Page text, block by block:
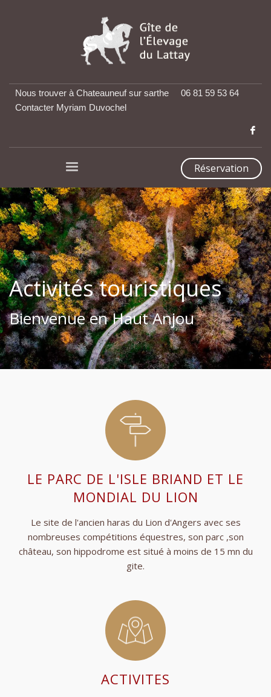
Nous trouver à Chateauneuf sur sarthe
06 81 59 53 64
Contacter Myriam Duvochel
Réservation
Activités touristiques
Bienvenue en Haut Anjou
LE PARC DE L'ISLE BRIAND ET LE
MONDIAL DU LION
Le site de l'ancien haras du Lion d'Angers avec ses
nombreuses compétitions équestres, son parc ,son
château, son hippodrome est situé à moins de 15 mn du
gite.
ACTIVITES